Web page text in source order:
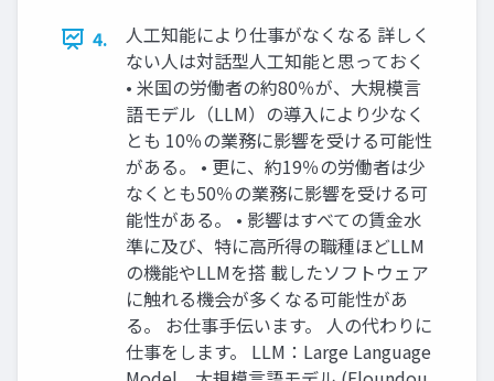
4.
人工知能により仕事がなくなる 詳しく
ない人は対話型人工知能と思っておく
• 米国の労働者の約80％が、大規模言
語モデル（LLM）の導入により少なく
とも 10％の業務に影響を受ける可能性
がある。 • 更に、約19％の労働者は少
なくとも50％の業務に影響を受ける可
能性がある。 • 影響はすべての賃金水
準に及び、特に高所得の職種ほどLLM
の機能やLLMを搭 載したソフトウェア
に触れる機会が多くなる可能性があ
る。 お仕事手伝います。 人の代わりに
仕事をします。 LLM：Large Language